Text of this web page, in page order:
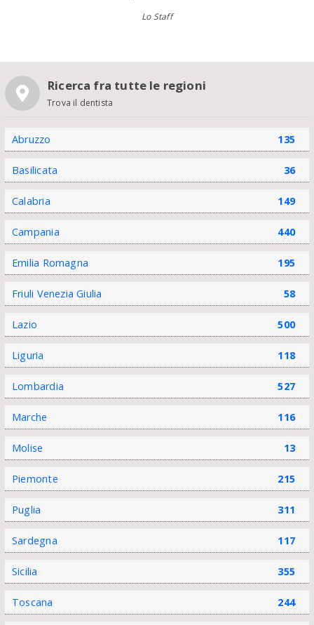
Lo Staff
Ricerca fra tutte le regioni
Trova il dentista
Abruzzo 135
Basilicata 36
Calabria 149
Campania 440
Emilia Romagna 195
Friuli Venezia Giulia 58
Lazio 500
Liguria 118
Lombardia 527
Marche 116
Molise 13
Piemonte 215
Puglia 311
Sardegna 117
Sicilia 355
Toscana 244